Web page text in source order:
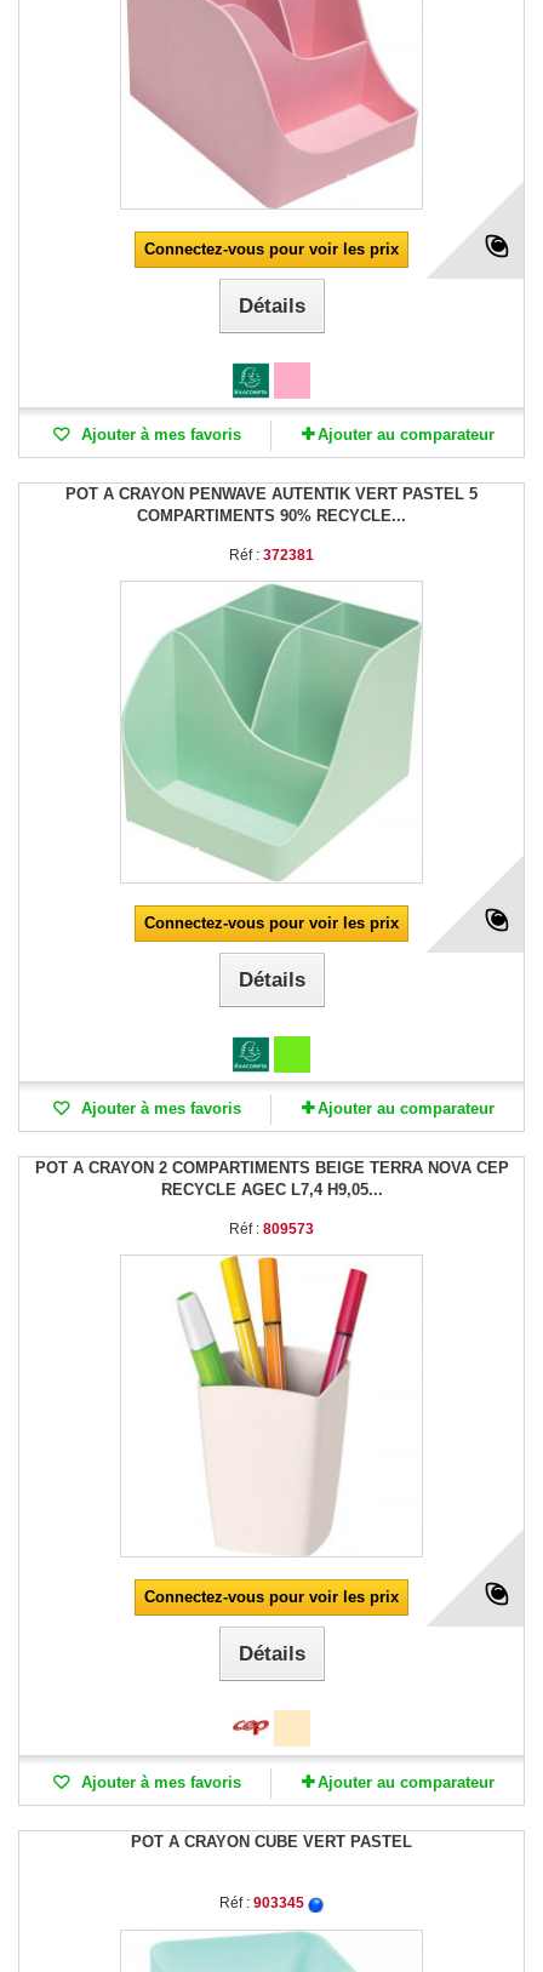
Connectez-vous pour voir les prix
Détails
Ajouter à mes favoris Ajouter au comparateur
POT A CRAYON PENWAVE AUTENTIK VERT PASTEL 5
COMPARTIMENTS 90% RECYCLE...
Réf : 372381
Connectez-vous pour voir les prix
Détails
Ajouter à mes favoris Ajouter au comparateur
POT A CRAYON 2 COMPARTIMENTS BEIGE TERRA NOVA CEP
RECYCLE AGEC L7,4 H9,05...
Réf : 809573
Connectez-vous pour voir les prix
Détails
Ajouter à mes favoris Ajouter au comparateur
POT A CRAYON CUBE VERT PASTEL
Réf : 903345